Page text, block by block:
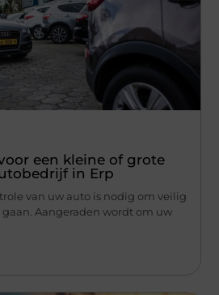
een kleine of grote
in Erp
van uw auto is nodig om veilig
Aangeraden wordt om uw